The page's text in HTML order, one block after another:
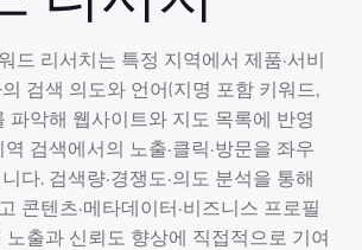
드 리서치는 특정 지역에서 제품·서비
검색 의도와 언어(지명 포함 키워드,
파악해 웹사이트와 지도 목록에 반영
검색에서의 노출·클릭·방문을 좌우
다. 검색량·경쟁도·의도 분석을 통해
콘텐츠·메타데이터·비즈니스 프로필
노출과 신뢰도 향상에 직접적으로 기여